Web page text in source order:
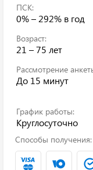
ПСК:
0% – 292% в год
Возраст:
21 – 75 лет
Рассмотрение
До 15 минут
График работы:
Круглосуточно
Способы получения: